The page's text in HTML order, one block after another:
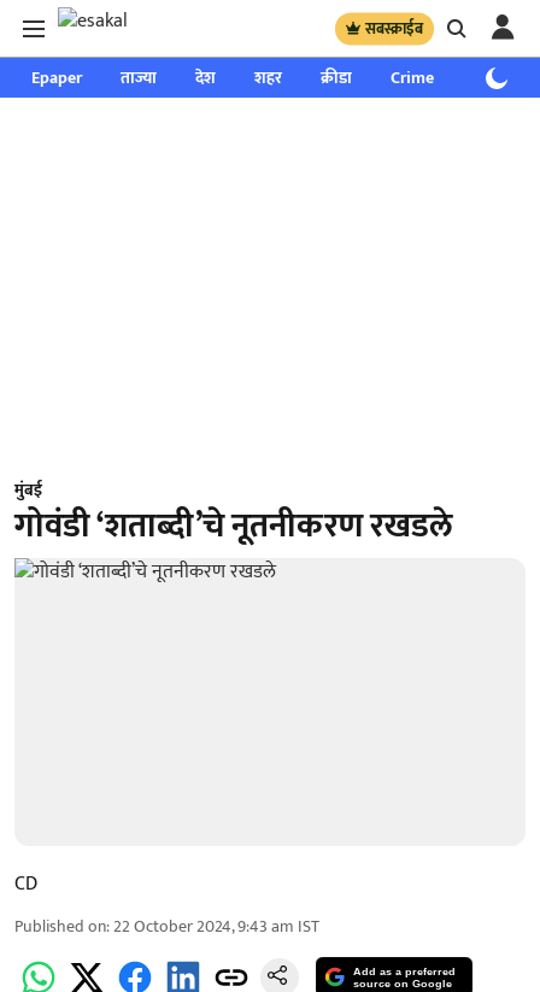
सबस्क्राईब
Epaper ताज्या देश शहर क्रीडा Crime साप्ताहिक
मुंबई
गोवंडी ‘शताब्दी’चे नूतनीकरण रखडले
CD
Published on:22 October 2024, 9:43 am IST
Add as a preferred
source on Google